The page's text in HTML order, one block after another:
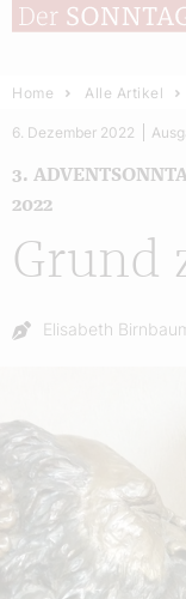
Home Alle Artikel
Grund
3.
2022
6. Dezember 2022
Autor:
Elisabeth